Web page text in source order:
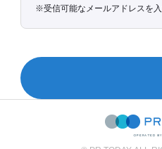
受信可能なメールアドレスを入